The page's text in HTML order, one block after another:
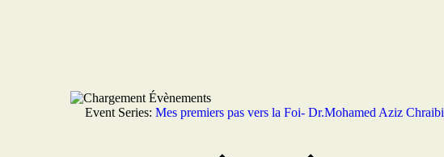
Event Series: Mes premiers pas vers la Foi- Dr.Mohamed Aziz Chraibi